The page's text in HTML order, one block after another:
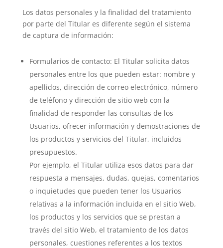
Los datos personales y la finalidad del tratamiento
por parte del Titular es diferente según el sistema
de captura de información:
Formularios de contacto: El Titular solicita datos
personales entre los que pueden estar: nombre y
apellidos, dirección de correo electrónico, número
de teléfono y dirección de sitio web con la
finalidad de responder las consultas de los
Usuarios, ofrecer información y demostraciones de
los productos y servicios del Titular, incluidos
presupuestos.
Por ejemplo, el Titular utiliza esos datos para dar
respuesta a mensajes, dudas, quejas, comentarios
o inquietudes que pueden tener los Usuarios
relativas a la información incluida en el sitio Web,
los productos y los servicios que se prestan a
través del sitio Web, el tratamiento de los datos
personales, cuestiones referentes a los textos